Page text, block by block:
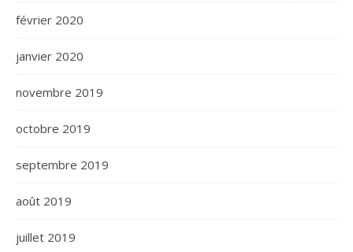
février 2020
janvier 2020
novembre 2019
octobre 2019
septembre 2019
août 2019
juillet 2019